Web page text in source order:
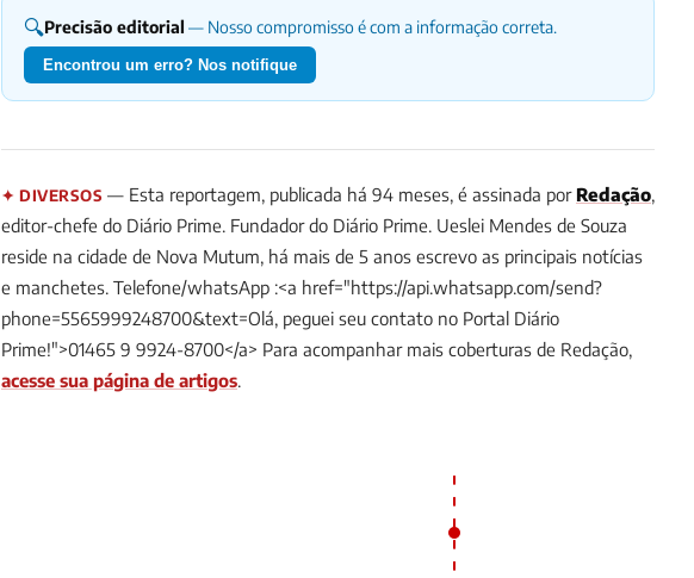
🔍Precisão editorial — Nosso compromisso é com a informação correta.
Encontrou um erro? Nos notifique
✦ DIVERSOS — Esta reportagem, publicada há 94 meses, é assinada por Redação,
editor-chefe do Diário Prime. Fundador do Diário Prime. Ueslei Mendes de Souza
reside na cidade de Nova Mutum, há mais de 5 anos escrevo as principais notícias
e manchetes. Telefone/whatsApp :<a href="https://api.whatsapp.com/send?
phone=5565999248700&text=Olá, peguei seu contato no Portal Diário
Prime!">01465 9 9924-8700</a> Para acompanhar mais coberturas de Redação,
acesse sua página de artigos.